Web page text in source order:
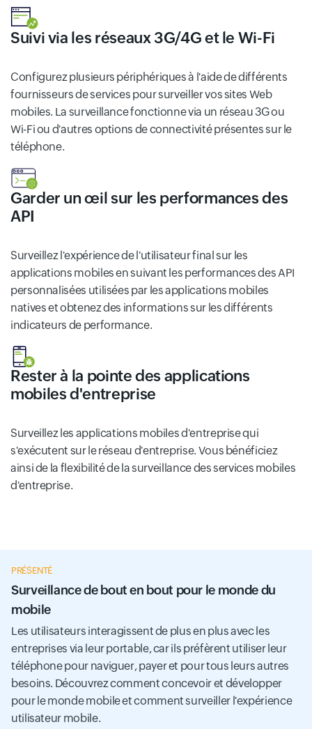
Suivi via les réseaux 3G/4G et le Wi-Fi
Configurez plusieurs périphériques à l'aide de différents
fournisseurs de services pour surveiller vos sites Web
mobiles. La surveillance fonctionne via un réseau 3G ou
Wi-Fi ou d'autres options de connectivité présentes sur le
téléphone.
Garder un œil sur les performances des
API
Surveillez l'expérience de l'utilisateur final sur les
applications mobiles en suivant les performances des API
personnalisées utilisées par les applications mobiles
natives et obtenez des informations sur les différents
indicateurs de performance.
Rester à la pointe des applications
mobiles d'entreprise
Surveillez les applications mobiles d'entreprise qui
s'exécutent sur le réseau d'entreprise. Vous bénéficiez
ainsi de la flexibilité de la surveillance des services mobiles
d'entreprise.
PRÉSENTÉ
Surveillance de bout en bout pour le monde du
mobile
Les utilisateurs interagissent de plus en plus avec les
entreprises via leur portable, car ils préfèrent utiliser leur
téléphone pour naviguer, payer et pour tous leurs autres
besoins. Découvrez comment concevoir et développer
pour le monde mobile et comment surveiller l'expérience
utilisateur mobile.